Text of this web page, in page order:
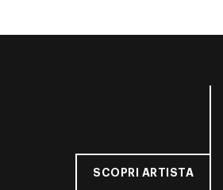
SCOPRI ARTISTA